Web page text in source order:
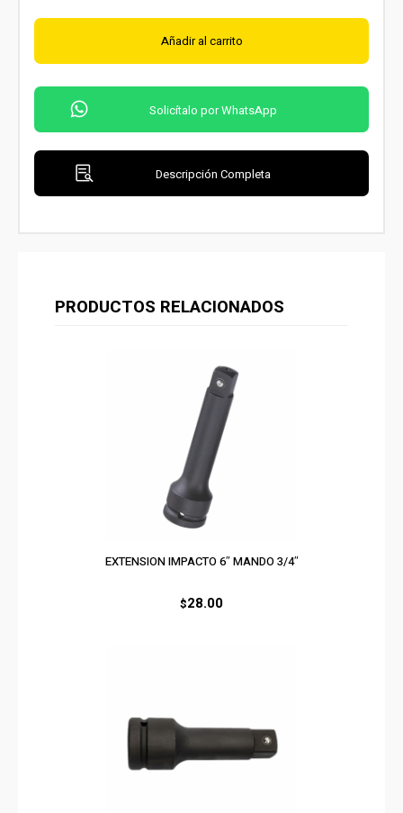
Añadir al carrito
Solicítalo por WhatsApp
Descripción Completa
PRODUCTOS RELACIONADOS
EXTENSION IMPACTO 6″ MANDO 3/4″
$28.00